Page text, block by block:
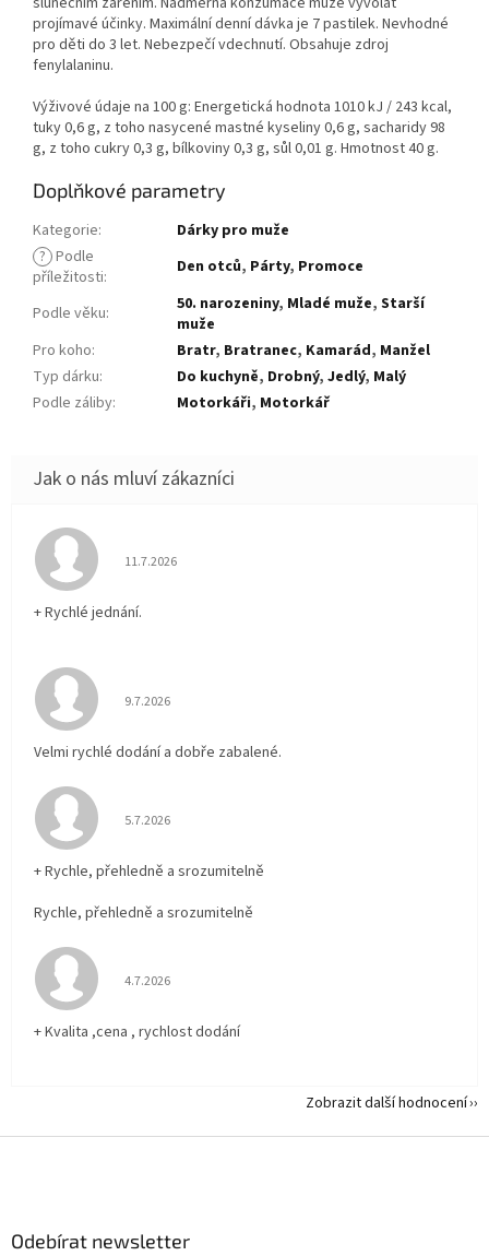
projímavé účinky. Maximální denní dávka je 7 pastilek. Nevhodné
pro děti do 3 let. Nebezpečí vdechnutí. Obsahuje zdroj
fenylalaninu.
Výživové údaje na 100 g: Energetická hodnota 1010 kJ / 243 kcal,
tuky 0,6 g, z toho nasycené mastné kyseliny 0,6 g, sacharidy 98
g, z toho cukry 0,3 g, bílkoviny 0,3 g, sůl 0,01 g. Hmotnost 40 g.
Doplňkové parametry
Kategorie:
Dárky pro muže
? Podle
příležitosti: Den otců, Párty, Promoce
Podle věku: 50. narozeniny, Mladé muže, Starší
muže
Pro koho: Bratr, Bratranec, Kamarád, Manžel
Typ dárku: Do kuchyně, Drobný, Jedlý, Malý
Podle záliby: Motorkáři, Motorkář
Hodnocení obchodu je 5 z 5 hvězdiček.
11.7.2026
+ Rychlé jednání.
Hodnocení obchodu je 5 z 5 hvězdiček.
9.7.2026
Velmi rychlé dodání a dobře zabalené.
Hodnocení obchodu je 5 z 5 hvězdiček.
5.7.2026
+ Rychle, přehledně a srozumitelně
Rychle, přehledně a srozumitelně
Hodnocení obchodu je 5 z 5 hvězdiček.
4.7.2026
+ Kvalita ,cena , rychlost dodání
Zobrazit další hodnocení
Odebírat newsletter